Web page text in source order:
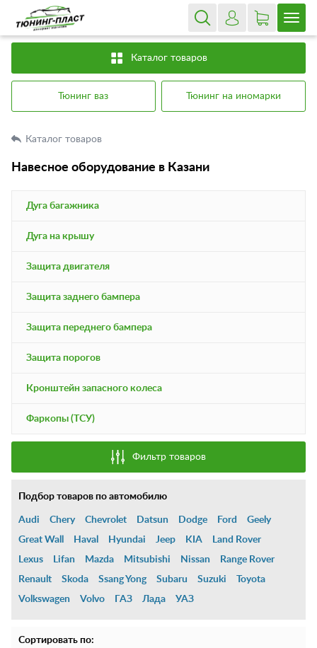
Каталог товаров
Тюнинг ваз Тюнинг на иномарки
Каталог товаров
Навесное оборудование в Казани
Дуга багажника
Дуга на крышу
Защита двигателя
Защита заднего бампера
Защита переднего бампера
Защита порогов
Кронштейн запасного колеса
Фаркопы (ТСУ)
Фильтр товаров
Подбор товаров по автомобилю
Audi Chery Chevrolet Datsun Dodge Ford
Geely
Great Wall
Haval Hyundai Jeep KIA
Land Rover
Lexus
Lifan Mazda Mitsubishi Nissan
Range Rover
Renault
Skoda Ssang Yong Subaru Suzuki
Toyota
Volkswagen
Volvo ГАЗ Лада УАЗ
Сортировать по: